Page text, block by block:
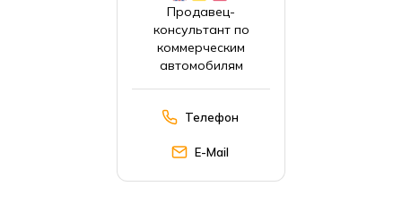
Продавец-
консультант по
коммерческим
автомобилям
Телефон
E-Mail